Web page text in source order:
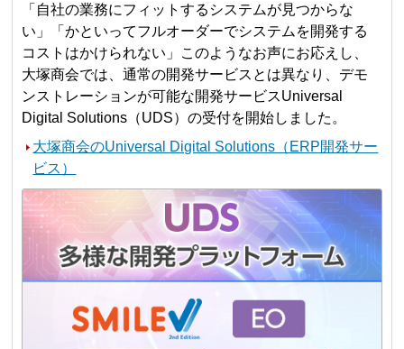
「自社の業務にフィットするシステムが見つからな
い」「かといってフルオーダーでシステムを開発する
コストはかけられない」このようなお声にお応えし、
大塚商会では、通常の開発サービスとは異なり、デモ
ンストレーションが可能な開発サービスUniversal
Digital Solutions（UDS）の受付を開始しました。
大塚商会のUniversal Digital Solutions（ERP開発サー
ビス）